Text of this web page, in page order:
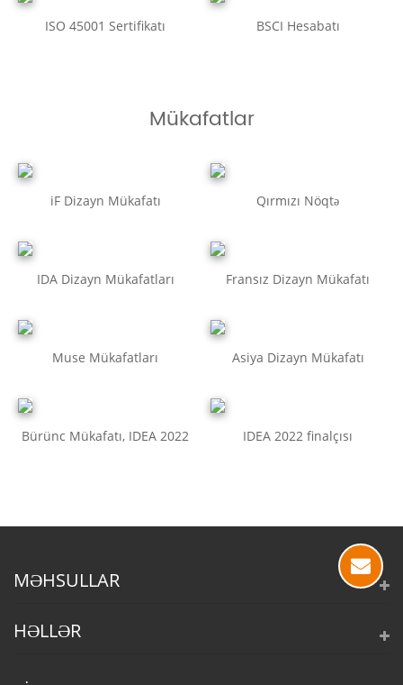
ISO 45001 Sertifikatı BSCI Hesabatı
Mükafatlar
iF Dizayn Mükafatı Qırmızı Nöqtə
IDA Dizayn Mükafatları Fransız Dizayn Mükafatı
Muse Mükafatları Asiya Dizayn Mükafatı
Bürünc Mükafatı, IDEA 2022 IDEA 2022 finalçısı
MƏHSULLAR
HƏLLƏR